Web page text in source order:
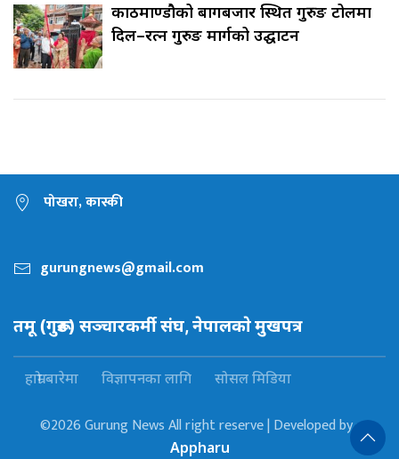
काठमाण्डौको बागबजार स्थित गुरुङ टोलमा
दिल–रत्न गुरुङ मार्गको उद्घाटन
पोखरा, कास्की
gurungnews@gmail.com
तमू (गुरूङ) सञ्चारकर्मी संघ, नेपालकाे मुखपत्र
हाम्रो बारेमा विज्ञापनका लागि सोसल मिडिया
©2026 Gurung News All right reserve | Developed by :
Appharu